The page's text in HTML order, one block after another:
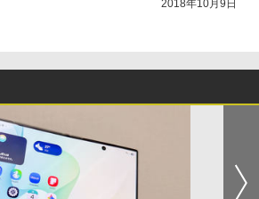
2018年10月9日